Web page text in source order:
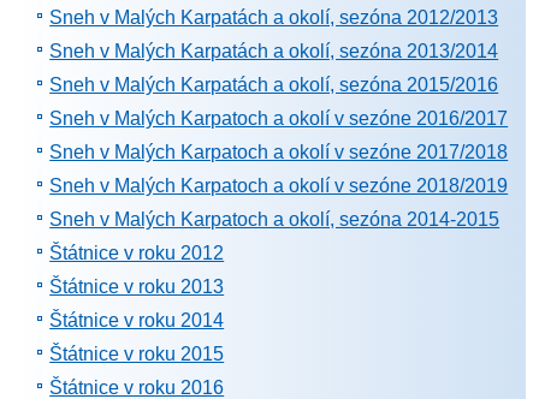
Sneh v Malých Karpatách a okolí, sezóna 2012/2013
Sneh v Malých Karpatách a okolí, sezóna 2013/2014
Sneh v Malých Karpatách a okolí, sezóna 2015/2016
Sneh v Malých Karpatoch a okolí v sezóne 2016/2017
Sneh v Malých Karpatoch a okolí v sezóne 2017/2018
Sneh v Malých Karpatoch a okolí v sezóne 2018/2019
Sneh v Malých Karpatoch a okolí, sezóna 2014-2015
Štátnice v roku 2012
Štátnice v roku 2013
Štátnice v roku 2014
Štátnice v roku 2015
Štátnice v roku 2016